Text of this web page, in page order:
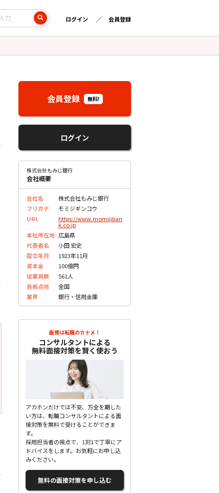
ログイン 会員登録
2023.07.25 更新
20代前半 男性
面接で質問されたこと
他にも銀行がある中でなぜうちなのです
会員登録 無料!
ログイン
株式会社もみじ銀行
会社概要
会社名
株式会社もみじ銀行
フリガナ
モミジギンコウ
URL
https://www.momijiban
k.co.jp
本社所在地 広島県
代表者名
小田 宏史
設立年月
1923年11月
資本金
100億円
従業員数
561人
各拠点地
全国
業界
銀行・信用金庫
面接は転職のカナメ！
コンサルタントによる
無料面接対策を賢く使おう
アカホンだけでは不安、万全を期した
い方は、転職コンサルタントによる面
接対策を無料で受けることができま
す。
採用担当者の視点で、1対1で丁寧にア
ドバイスをします。お気軽にお申し込
みください。
無料の面接対策を申し込む